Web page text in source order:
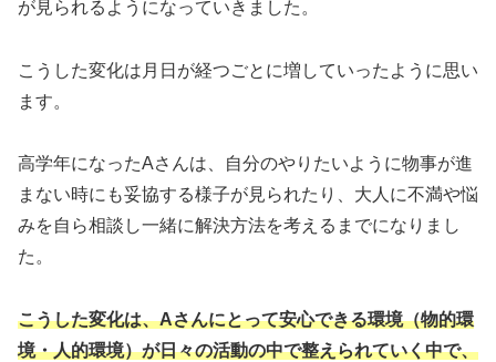
が見られるようになっていきました。
こうした変化は月日が経つごとに増していったように思い
ます。
高学年になったAさんは、自分のやりたいように物事が進
まない時にも妥協する様子が見られたり、大人に不満や悩
みを自ら相談し一緒に解決方法を考えるまでになりまし
た。
こうした変化は、Aさんにとって安心できる環境（物的環
境・人的環境）が日々の活動の中で整えられていく中で、